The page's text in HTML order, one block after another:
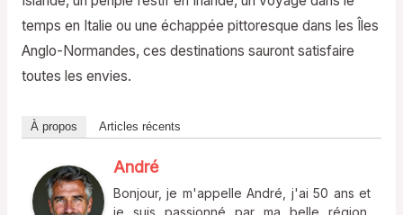
temps en Italie ou une échappée pittoresque dans les Îles
Anglo-Normandes, ces destinations sauront satisfaire
toutes les envies.
À propos Articles récents
André
Bonjour, je m'appelle André, j'ai 50 ans et